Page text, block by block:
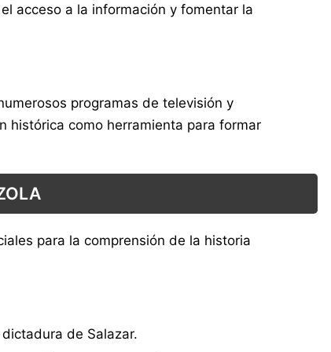
acceso a la información y fomentar la
programas de televisión y
histórica como herramienta para formar
para la comprensión de la historia
de Salazar.